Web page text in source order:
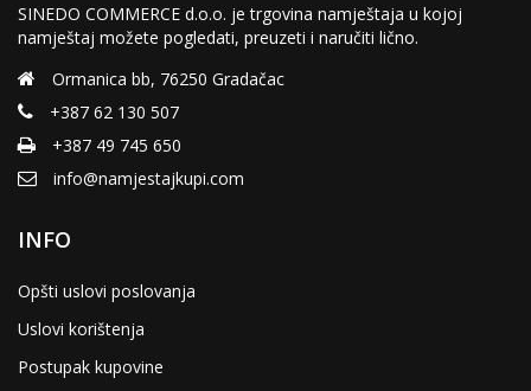
SINEDO COMMERCE d.o.o. je trgovina namještaja u kojoj
namještaj možete pogledati, preuzeti i naručiti lično.
Ormanica bb, 76250 Gradačac
+387 62 130 507
+387 49 745 650
info@namjestajkupi.com
INFO
Opšti uslovi poslovanja
Uslovi korištenja
Postupak kupovine